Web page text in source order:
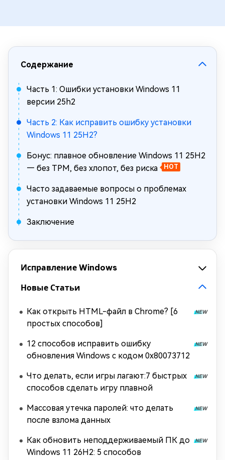
Содержание
Часть 1: Ошибки установки Windows 11
версии 25h2
Часть 2: Как исправить ошибку установки
Windows 11 25H2?
Бонус: плавное обновление Windows 11 25H2
— без TPM, без хлопот, без риска
HOT
Часто задаваемые вопросы о проблемах
установки Windows 11 25H2
Заключение
Исправление Windows
Новые Статьи
Как открыть HTML-файл в Chrome? [6
простых способов]
12 способов исправить ошибку
обновления Windows с кодом 0x80073712
Что делать, если игры лагают:7 быстрых
способов сделать игру плавной
Массовая утечка паролей: что делать
после взлома данных
Как обновить неподдерживаемый ПК до
Windows 11 26H2: 5 способов